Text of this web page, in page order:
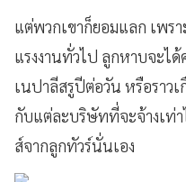
แต่พวกเขาก็ยอมแลก เพรา
แรงงานทั่วไป ลูกหาบจะไ
เนปาลีสรูปีต่อวัน หรือราว
กับแต่ละบริษัทที่จะจ้างเท่
ส์จากลูกทัวร์นั่นเอง